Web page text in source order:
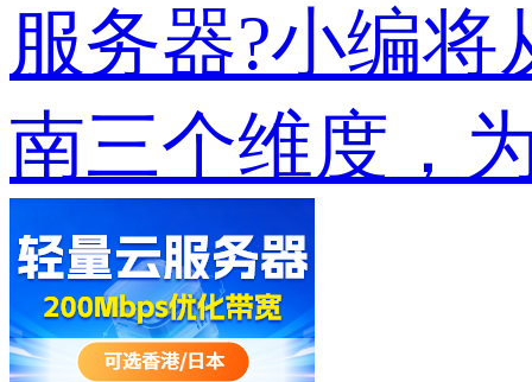
服务器?小编
南三个维度，